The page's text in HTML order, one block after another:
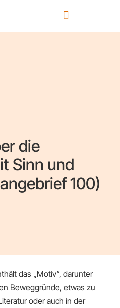
die
Sinn und
100)
das „Motiv“, darunter
Beweggründe, etwas zu
oder auch in der